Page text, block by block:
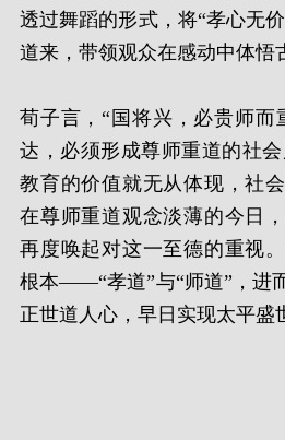
透过舞蹈的形式，将“孝心无
道来，带领观众在感动中体悟
荀子言，“国将兴，必贵师而
达，必须形成尊师重道的社
教育的价值就无从体现，社
在尊师重道观念淡薄的今日
再度唤起对这一至德的重视
根本——“孝道”与“师道”，进
正世道人心，早日实现太平盛